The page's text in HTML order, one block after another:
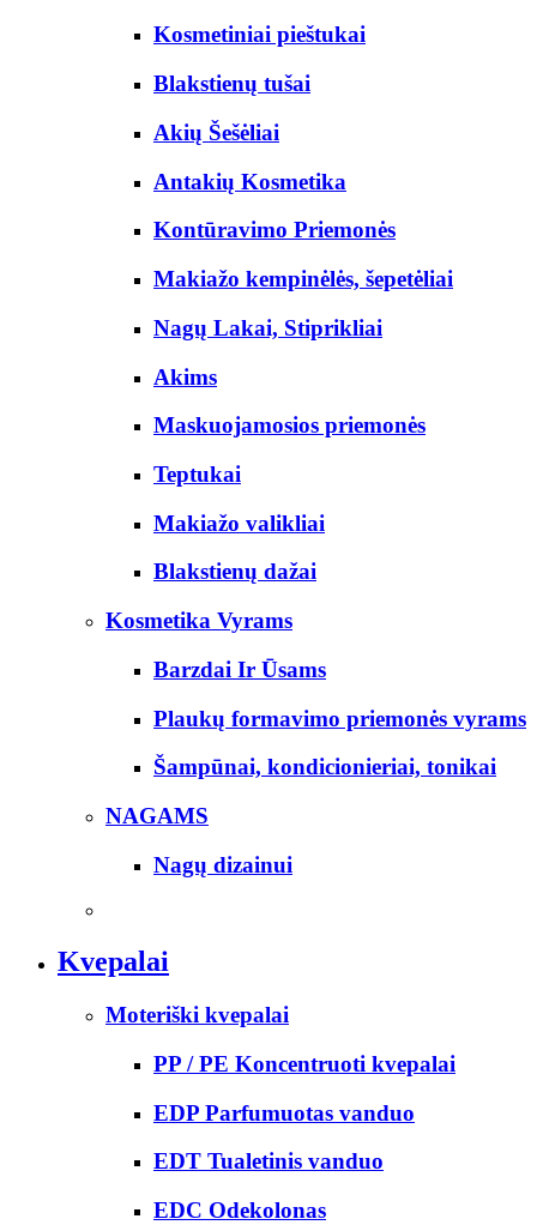
Kosmetiniai pieštukai
Blakstienų tušai
Akių Šešėliai
Antakių Kosmetika
Kontūravimo Priemonės
Makiažo kempinėlės, šepetėliai
Nagų Lakai, Stiprikliai
Akims
Maskuojamosios priemonės
Teptukai
Makiažo valikliai
Blakstienų dažai
Kosmetika Vyrams
Barzdai Ir Ūsams
Plaukų formavimo priemonės vyrams
Šampūnai, kondicionieriai, tonikai
NAGAMS
Nagų dizainui
Kvepalai
Moteriški kvepalai
PP / PE Koncentruoti kvepalai
EDP Parfumuotas vanduo
EDT Tualetinis vanduo
EDC Odekolonas